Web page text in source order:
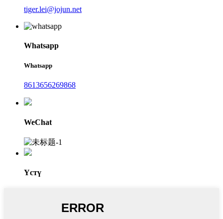
tiger.lei@jojun.net
Whatsapp
Whatsapp
8613656269868
WeChat
Үстү